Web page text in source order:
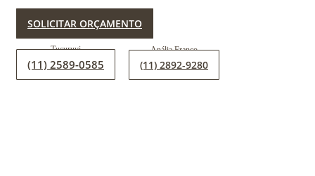
SOLICITAR ORÇAMENTO
(11) 2589-0585 (11) 2892-9280